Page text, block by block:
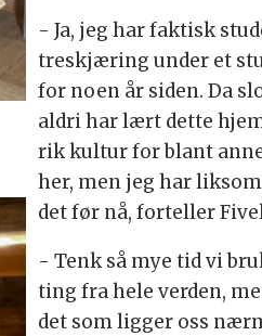
- Ja, jeg har faktisk
treskjæring under et
for noen år siden. Da
aldri har lært dette
rik kultur for blant
her, men jeg har
det før nå, forteller
- Tenk så mye tid vi
ting fra hele verden,
det som ligger oss